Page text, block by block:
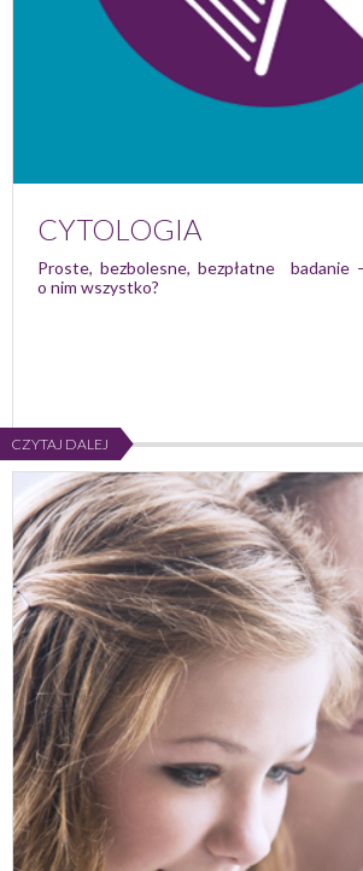
CYTOLOGIA
Proste, bezbolesne, bezpłatne badanie
o nim wszystko?
CZYTAJ DALEJ